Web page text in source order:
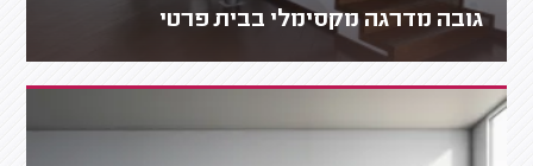
גובה מדרגה מקסימלי בבית פרטי